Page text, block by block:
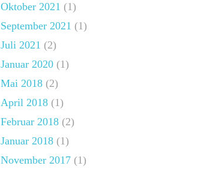
Oktober 2021 (1)
September 2021 (1)
Juli 2021 (2)
Januar 2020(1)
Mai 2018(2)
April 2018(1)
Februar 2018(2)
Januar 2018(1)
November 2017(1)